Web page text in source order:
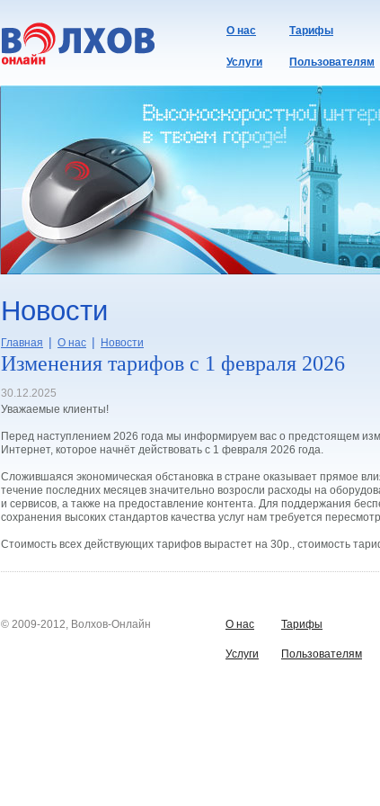
О нас Тарифы
Услуги Пользователям
Новости
Главная | О нас | Новости
Изменения тарифов с 1 февраля 2026
30.12.2025
Уважаемые клиенты!
Перед наступлением 2026 года мы информируем вас о предстоящем
Интернет, которое начнёт действовать с 1 февраля 2026 года.
Сложившаяся экономическая обстановка в стране оказывает прямое
течение последних месяцев значительно возросли расходы на
и сервисов, а также на предоставление контента. Для поддержания
сохранения высоких стандартов качества услуг нам требуется
Стоимость всех действующих тарифов вырастет на 30р., стоимость
© 2009-2012, Волхов-Онлайн О нас Тарифы
Услуги Пользователям